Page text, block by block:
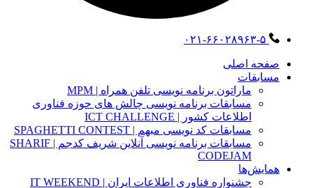
۰۲۱-۶۶۰۲۸۹۶۳-۵
صفحه اصلی
مسابقات
ماراتون برنامه نویسی تلفن همراه | MPM
مسابقات برنامه نویسی چالش های حوزه فناوری
اطلاعات کشور | ICT CHALLENGE
مسابقات کد نویسی مبهم | SPAGHETTI CONTEST
مسابقات برنامه نویسی آنلاین شریف کدجم | SHARIF
CODEJAM
همایش‌ها
جشنواره فناوری اطلاعات ایران | IT WEEKEND